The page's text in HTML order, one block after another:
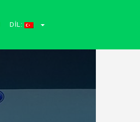
DIL: